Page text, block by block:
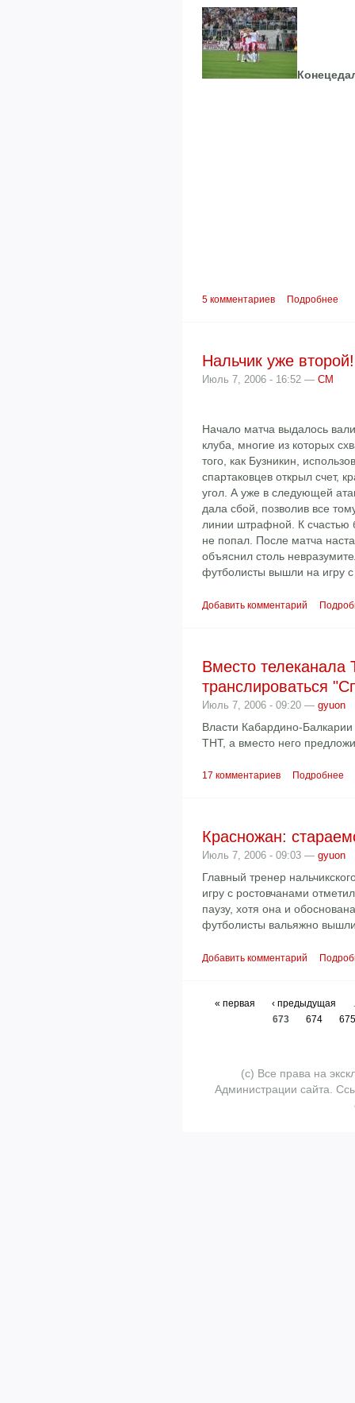
5 комментариев Подробнее
Нальчик уже второй!
Июль 7, 2006 - 16:52 — СМ
Начало матча выдалось
клуба, многие из которых
того, как Бузникин,
спартаковцев открыл счет,
угол. А уже в следующей
дала сбой, позволив все
линии штрафной. К счастью
не попал. После матча
объяснил столь
футболисты вышли на игру
Добавить комментарий
Вместо
транслироваться
Июль 7, 2006 - 09:20 — gyuon
Власти Кабардино-
ТНТ, а вместо него
17 комментариев Подробнее
Красножан:
Июль 7, 2006 - 09:03 — gyuon
Главный тренер
игру с ростовчанами
паузу, хотя она и
футболисты вальяжно
Добавить комментарий
« первая ‹ предыдущая
673
674 675
(с) Все права на
Администрации сайта.